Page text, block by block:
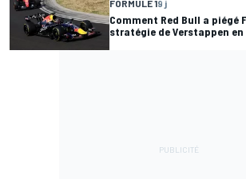
FORMULE 19 j
Comment Red Bull a piégé
stratégie de Verstappen en